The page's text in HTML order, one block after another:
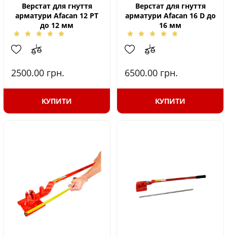
Верстат для гнуття
арматури Afacan 12 РТ
до 12 мм
2500.00 грн.
КУПИТИ
Верстат для гнуття
арматури Afacan 16 D до
16 мм
6500.00 грн.
КУПИТИ